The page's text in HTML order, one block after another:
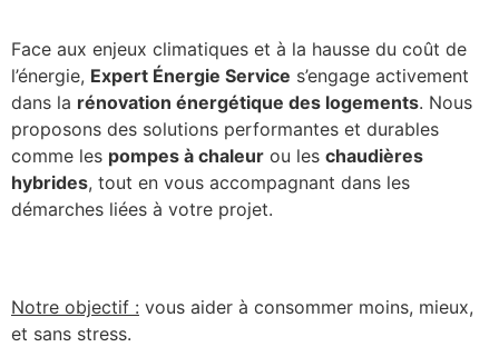
Face aux enjeux climatiques et à la hausse du coût de
l’énergie, Expert Énergie Service s’engage activement
dans la rénovation énergétique des logements. Nous
proposons des solutions performantes et durables
comme les pompes à chaleur ou les chaudières
hybrides, tout en vous accompagnant dans les
démarches liées à votre projet.
Notre objectif : vous aider à consommer moins, mieux,
et sans stress.